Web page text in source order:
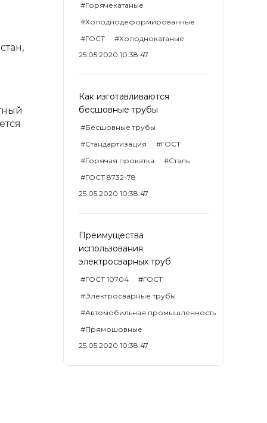
#Горячекатаные
#Холоднодеформированные
#ГОСТ
#Холоднокатаные
25.05.2020 10:38:47
Как изготавливаются
бесшовные трубы
#Бесшовные трубы
#Стандартизация
#ГОСТ
#Горячая прокатка
#Сталь
#ГОСТ 8732-78
25.05.2020 10:38:47
Преимущества
использования
электросварных труб
#ГОСТ 10704
#ГОСТ
#Электросварные трубы
#Автомобильная промышленность
#Прямошовные
25.05.2020 10:38:47